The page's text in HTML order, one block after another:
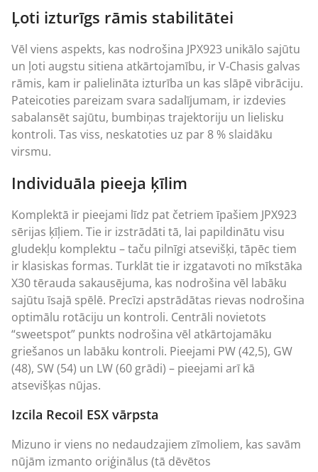
Ļoti izturīgs rāmis stabilitātei
Vēl viens aspekts, kas nodrošina JPX923 unikālo sajūtu
un ļoti augstu sitiena atkārtojamību, ir V-Chasis galvas
rāmis, kam ir palielināta izturība un kas slāpē vibrāciju.
Pateicoties pareizam svara sadalījumam, ir izdevies
sabalansēt sajūtu, bumbiņas trajektoriju un lielisku
kontroli. Tas viss, neskatoties uz par 8 % slaidāku
virsmu.
Individuāla pieeja ķīlim
Komplektā ir pieejami līdz pat četriem īpašiem JPX923
sērijas ķīļiem. Tie ir izstrādāti tā, lai papildinātu visu
gludekļu komplektu – taču pilnīgi atsevišķi, tāpēc tiem
ir klasiskas formas. Turklāt tie ir izgatavoti no mīkstāka
X30 tērauda sakausējuma, kas nodrošina vēl labāku
sajūtu īsajā spēlē. Precīzi apstrādātas rievas nodrošina
optimālu rotāciju un kontroli. Centrāli novietots
“sweetspot” punkts nodrošina vēl atkārtojamāku
griešanos un labāku kontroli. Pieejami PW (42,5), GW
(48), SW (54) un LW (60 grādi) – pieejami arī kā
atsevišķas nūjas.
Izcila Recoil ESX vārpsta
Mizuno ir viens no nedaudzajiem zīmoliem, kas savām
nūjām izmanto oriģinālus (tā dēvētos